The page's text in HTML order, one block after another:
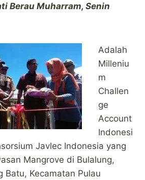
Berau Muharram, Senin
Adalah
Milleniu
m
Challen
ge
Account
Indonesi
Javlec Indonesia yang
Mangrove di Bulalung,
Batu, Kecamatan Pulau